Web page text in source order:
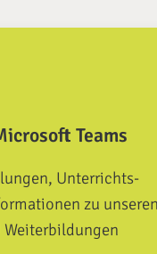
Teams
Unterrichts-
zu unseren
Weiterbildungen